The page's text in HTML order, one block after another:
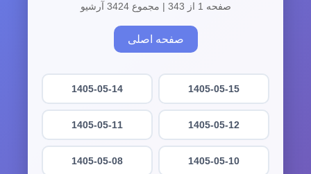
صفحه 1 از 343 | مجموع 3424 آرشیو
صفحه اصلی
1405-05-15
1405-05-14
1405-05-12
1405-05-11
1405-05-10
1405-05-08